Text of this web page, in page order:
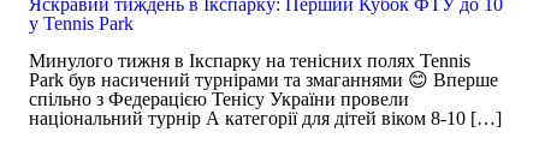
Яскравий тиждень в Ікспарку: Перший Кубок ФТУ до 10
у Tennis Park
Минулого тижня в Ікспарку на тенісних полях Tennis
Park був насичений турнірами та змаганнями 😊 Вперше
спільно з Федерацією Тенісу України провели
національний турнір А категорії для дітей віком 8-10 […]